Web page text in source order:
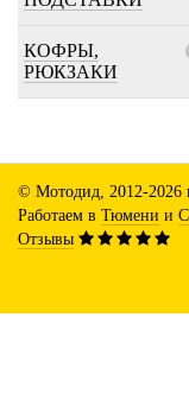
КОФРЫ,
РЮКЗАКИ
© Мотодид, 2012-2026
Работаем в Тюмени и
Отзывы